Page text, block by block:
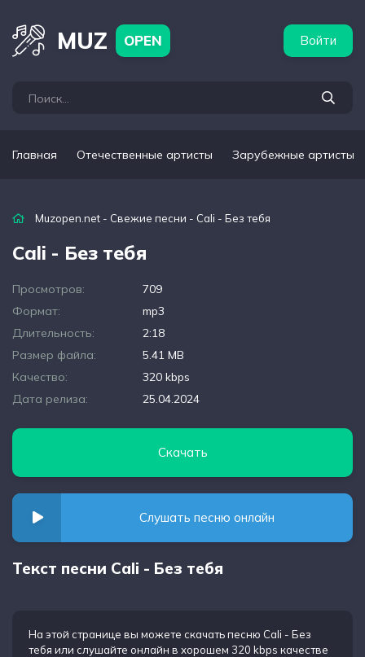
MUZ OPEN Войти
Главная Отечественные артисты Зарубежные артисты
Muzopen.net - Свежие песни - Cali - Без тебя
Cali - Без тебя
Просмотров:
709
Формат:
mp3
Длительность:
2:18
Размер файла:
5.41 MB
Качество:
320 kbps
Дата релиза:
25.04.2024
Скачать
Слушать песню онлайн
Текст песни Cali - Без тебя
На этой странице вы можете скачать песню Cali - Без
тебя или слушайте онлайн в хорошем 320 kbps качестве
артисты Популярные подборки